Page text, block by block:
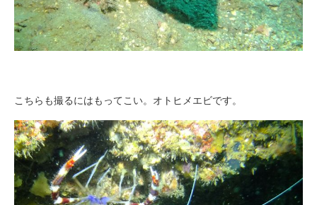
こちらも撮るにはもってこい。オトヒメエビです。